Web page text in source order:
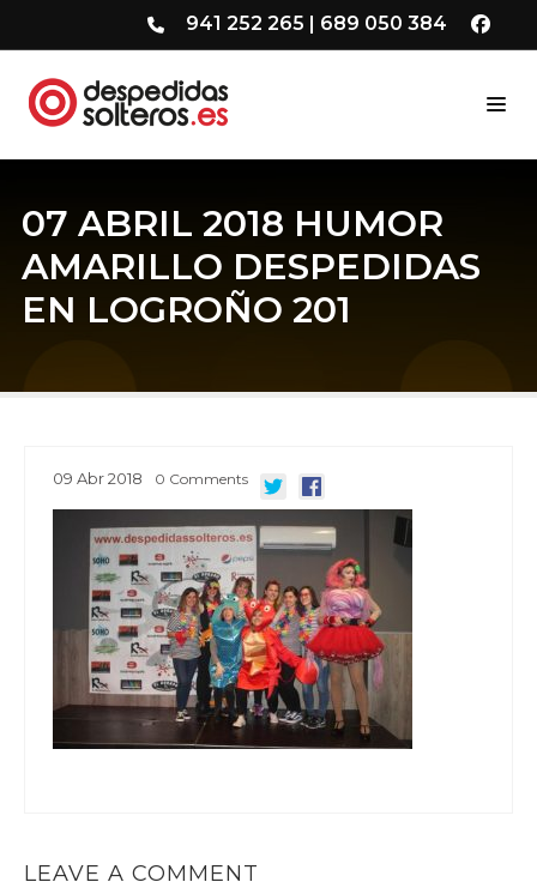
941 252 265 | 689 050 384
07 ABRIL 2018 HUMOR
AMARILLO DESPEDIDAS
EN LOGROÑO 201
09 Abr2018 0 Comments
LEAVE A COMMENT